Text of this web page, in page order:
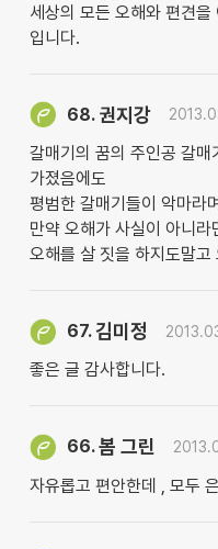
세상의 모든 오해와 편견
입니다.
68. 권지강
갈매기의 꿈의 주인공 갈
가졌음에도
평범한 갈매기들이 악마라
만약 오해가 사실이 아니
오해를 살 짓을 하지도말
67.김미정
좋은 글 감사합니다.
66.봄 그린
자유롭고 편안한데 , 모두